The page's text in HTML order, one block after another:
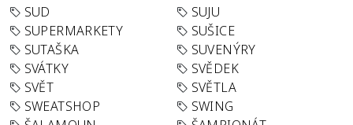
SUD
SUJU
SUPERMARKETY
SUŠICE
SUTAŠKA
SUVENÝRY
SVÁTKY
SVĚDEK
SVĚT
SVĚTLA
SWEATSHOP
SWING